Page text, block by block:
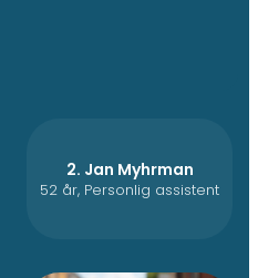
2. Jan Myhrman
52 år, Personlig assistent